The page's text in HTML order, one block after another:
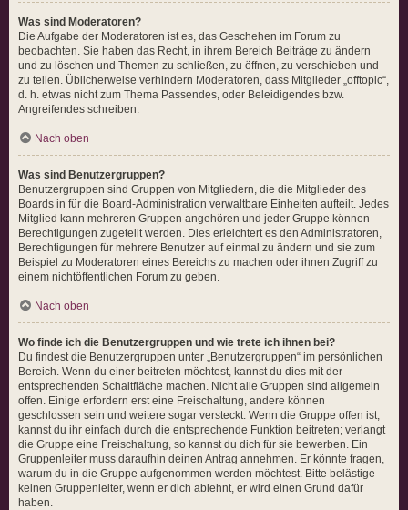
Was sind Moderatoren?
Die Aufgabe der Moderatoren ist es, das Geschehen im Forum zu
beobachten. Sie haben das Recht, in ihrem Bereich Beiträge zu ändern
und zu löschen und Themen zu schließen, zu öffnen, zu verschieben und
zu teilen. Üblicherweise verhindern Moderatoren, dass Mitglieder „offtopic“,
d. h. etwas nicht zum Thema Passendes, oder Beleidigendes bzw.
Angreifendes schreiben.
Nach oben
Was sind Benutzergruppen?
Benutzergruppen sind Gruppen von Mitgliedern, die die Mitglieder des
Boards in für die Board-Administration verwaltbare Einheiten aufteilt. Jedes
Mitglied kann mehreren Gruppen angehören und jeder Gruppe können
Berechtigungen zugeteilt werden. Dies erleichtert es den Administratoren,
Berechtigungen für mehrere Benutzer auf einmal zu ändern und sie zum
Beispiel zu Moderatoren eines Bereichs zu machen oder ihnen Zugriff zu
einem nichtöffentlichen Forum zu geben.
Nach oben
Wo finde ich die Benutzergruppen und wie trete ich ihnen bei?
Du findest die Benutzergruppen unter „Benutzergruppen“ im persönlichen
Bereich. Wenn du einer beitreten möchtest, kannst du dies mit der
entsprechenden Schaltfläche machen. Nicht alle Gruppen sind allgemein
offen. Einige erfordern erst eine Freischaltung, andere können
geschlossen sein und weitere sogar versteckt. Wenn die Gruppe offen ist,
kannst du ihr einfach durch die entsprechende Funktion beitreten; verlangt
die Gruppe eine Freischaltung, so kannst du dich für sie bewerben. Ein
Gruppenleiter muss daraufhin deinen Antrag annehmen. Er könnte fragen,
warum du in die Gruppe aufgenommen werden möchtest. Bitte belästige
keinen Gruppenleiter, wenn er dich ablehnt, er wird einen Grund dafür
haben.